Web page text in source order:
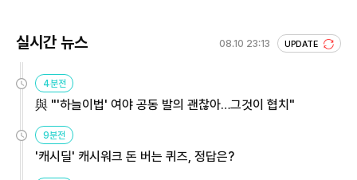
실시간 뉴스 08.10 23:13 UPDATE
4분전
與 "'하늘이법' 여야 공동 발의 괜찮아…그것이 협치"
9분전
'캐시딜' 캐시워크 돈 버는 퀴즈, 정답은?